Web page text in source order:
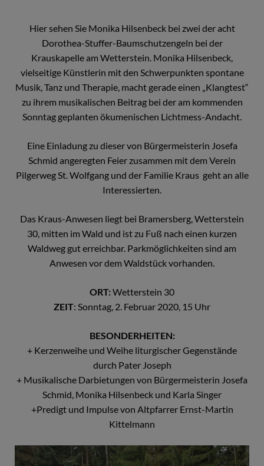
Hier sehen Sie Monika Hilsenbeck bei zwei der acht
Dorothea-Stuffer-Baumschutzengeln bei der
Krauskapelle am Wetterstein. Monika Hilsenbeck,
vielseitige Künstlerin mit den Schwerpunkten spontane
Musik, Tanz und Therapie, macht gerade einen „Klangtest“
zu ihrem musikalischen Beitrag bei der am kommenden
Sonntag geplanten ökumenischen Lichtmess-Andacht.
Eine Einladung zu dieser von Bürgermeisterin Josefa
Schmid angeregten Feier zusammen mit dem Verein
Pilgerweg St. Wolfgang und der Familie Kraus geht an alle
Interessierten.
Das Kraus-Anwesen liegt bei Bramersberg, Wetterstein
30, mitten im Wald und ist zu Fuß nach einen kurzen
Waldweg gut erreichbar. Parkmöglichkeiten sind am
Anwesen vor dem Waldstück vorhanden.
ORT: Wetterstein 30
ZEIT: Sonntag, 2. Februar 2020, 15 Uhr
BESONDERHEITEN:
+ Kerzenweihe und Weihe liturgischer Gegenstände
durch Pater Joseph
+ Musikalische Darbietungen von Bürgermeisterin Josefa
Schmid, Monika Hilsenbeck und Karla Singer
+Predigt und Impulse von Altpfarrer Ernst-Martin
Kittelmann